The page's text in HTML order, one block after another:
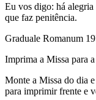
Eu vos digo: há
que faz penitência.
Graduale Romanum
Imprima a Missa para a
Monte a Missa do dia
para imprimir frente e